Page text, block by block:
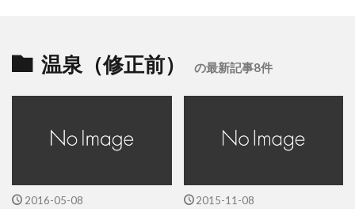
温泉（修正前） の最新記事8件
2016-05-08 2015-11-08